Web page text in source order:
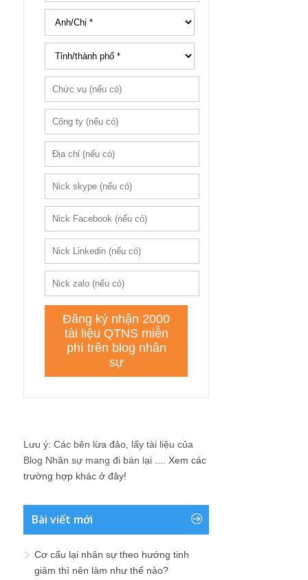
Lưu ý: Các bên lừa đảo, lấy tài liệu của
Blog Nhân sự mang đi bán lại .... Xem các
trường hợp khác ở đây!
Bài viết mới
Cơ cấu lại nhân sự theo hướng tinh
giảm thì nên làm như thế nào?